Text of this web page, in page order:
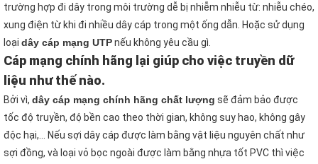
trường hợp đi dây trong môi trường dễ bị nhiễm nhiễu từ: nhiễu chéo,
xung điện từ khi đi nhiều dây cáp trong một ống dẫn. Hoặc sử dụng
loại dây cáp mạng UTPnếu không yêu cầu gì.
Cáp mạng chính hãng lại giúp cho việc truyền dữ
liệu như thế nào.
Bởi vì, dây cáp mạng chính hãng chất lượng sẽ đảm bảo được
tốc độ truyền, độ bền cao theo thời gian, không suy hao, không gây
độc hại,… Nếu sợi dây cáp được làm bằng vật liệu nguyên chất như
sợi đồng, và loại vỏ bọc ngoài được làm bằng nhựa tốt PVC thì việc